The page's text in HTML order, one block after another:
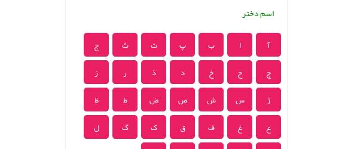
اسم دختر
آ ا ب پ ت ث
ج
چ
ح خ د ذ ر
ز
ژ
س ش ص ض ط
ظ
ع
غ ف ق ک گ
ل